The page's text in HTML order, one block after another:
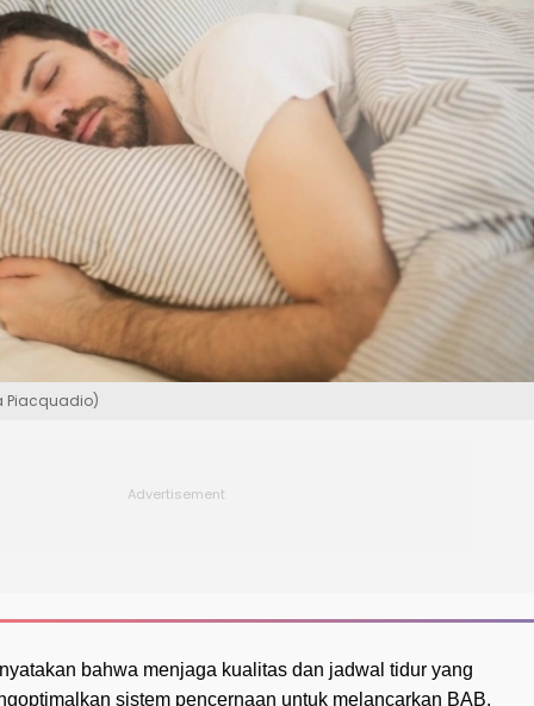
Piacquadio)
bahwa menjaga kualitas dan jadwal tidur yang
sistem pencernaan untuk melancarkan BAB.